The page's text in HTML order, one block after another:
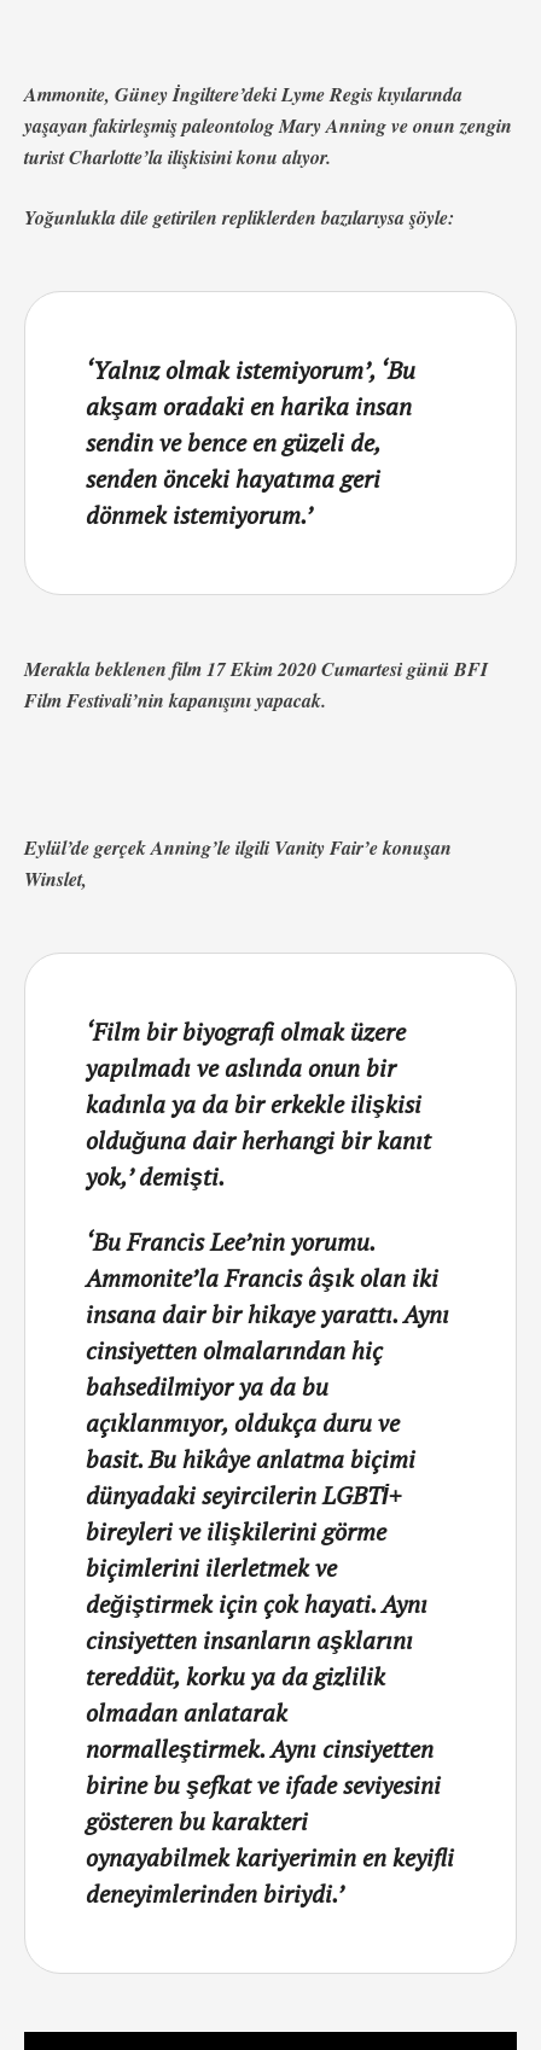
Ammonite, Güney İngiltere’deki Lyme Regis kıyılarında
yaşayan fakirleşmiş paleontolog Mary Anning ve onun zengin
turist Charlotte’la ilişkisini konu alıyor.
Yoğunlukla dile getirilen repliklerden bazılarıysa şöyle:
‘Yalnız olmak istemiyorum’, ‘Bu
akşam oradaki en harika insan
sendin ve bence en güzeli de,
senden önceki hayatıma geri
dönmek istemiyorum.’
Merakla beklenen film 17 Ekim 2020 Cumartesi günü BFI
Film Festivali’nin kapanışını yapacak.
Eylül’de gerçek Anning’le ilgili Vanity Fair’e konuşan
Winslet,
‘Film bir biyografi olmak üzere
yapılmadı ve aslında onun bir
kadınla ya da bir erkekle ilişkisi
olduğuna dair herhangi bir kanıt
yok,’ demişti.
‘Bu Francis Lee’nin yorumu.
Ammonite’la Francis âşık olan iki
insana dair bir hikaye yarattı. Aynı
cinsiyetten olmalarından hiç
bahsedilmiyor ya da bu
açıklanmıyor, oldukça duru ve
basit.Bu hikâye anlatma biçimi
dünyadaki seyircilerin LGBTİ+
bireyleri ve ilişkilerini görme
biçimlerini ilerletmek ve
değiştirmek için çok hayati. Aynı
cinsiyetten insanların aşklarını
tereddüt, korku ya da gizlilik
olmadan anlatarak
normalleştirmek. Aynı cinsiyetten
birine bu şefkat ve ifade seviyesini
gösteren bu karakteri
oynayabilmek kariyerimin en keyifli
deneyimlerinden biriydi.’